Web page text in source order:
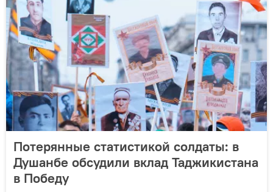
Потерянные статистикой солдаты: в
Душанбе обсудили вклад Таджикистана
в Победу